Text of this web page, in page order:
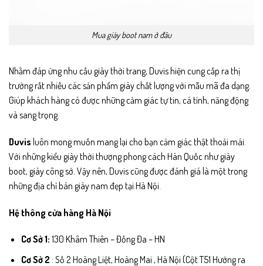
Mua giày boot nam ở đâu
Nhằm đáp ứng nhu cầu giày thời trang, Duvis hiện cung cấp ra thị
trường rất nhiều các sản phẩm giày chất lượng với mẫu mã đa dạng.
Giúp khách hàng có được những cảm giác tự tin, cá tính, năng động
và sang trọng.
Duvis luôn mong muốn mang lại cho bạn cảm giác thật thoải mái.
Với những kiểu giày thời thượng phong cách Hàn Quốc như giày
boot, giày công sở. Vậy nên, Duvis cũng được đánh giá là một trong
những địa chỉ bán giày nam đẹp tại Hà Nội.
Hệ thông cửa hàng Hà Nội
Cơ Sở 1: 130 Khâm Thiên – Đống Đa – HN
Cơ Sở 2 : Số 2 Hoàng Liệt, Hoàng Mai , Hà Nội (Cột T51 Hướng ra